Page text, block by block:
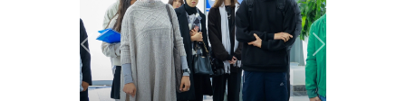
Previous Next